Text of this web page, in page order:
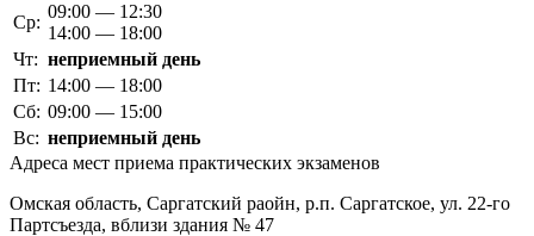
Ср:
09:00 — 12:30
14:00 — 18:00
Чт: неприемный день
Пт: 14:00 — 18:00
Сб: 09:00 — 15:00
Вс: неприемный день
Адреса мест приема практических экзаменов
Омская область, Саргатский раойн, р.п. Саргатское, ул. 22-го
Партсъезда, вблизи здания № 47